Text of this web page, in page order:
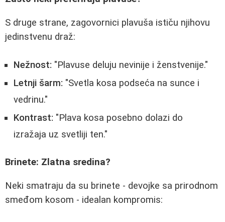
S druge strane, zagovornici plavuša ističu njihovu
jedinstvenu draž:
Nežnost: "Plavuse deluju nevinije i ženstvenije."
Letnji šarm: "Svetla kosa podseća na sunce i
vedrinu."
Kontrast: "Plava kosa posebno dolazi do
izražaja uz svetliji ten."
Brinete: Zlatna sredina?
Neki smatraju da su brinete - devojke sa prirodnom
smeđom kosom - idealan kompromis: